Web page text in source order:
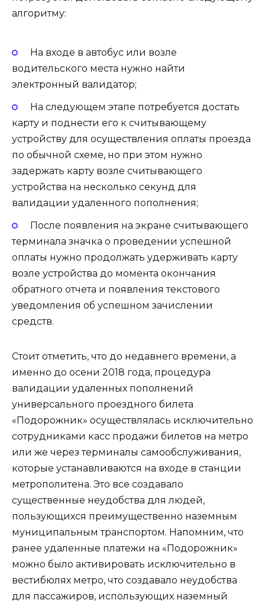
алгоритму:
На входе в автобус или возле
водительского места нужно найти
электронный валидатор;
На следующем этапе потребуется достать
карту и поднести его к считывающему
устройству для осуществления оплаты проезда
по обычной схеме, но при этом нужно
задержать карту возле считывающего
устройства на несколько секунд для
валидации удаленного пополнения;
После появления на экране считывающего
терминала значка о проведении успешной
оплаты нужно продолжать удерживать карту
возле устройства до момента окончания
обратного отчета и появления текстового
уведомления об успешном зачислении
средств.
Стоит отметить, что до недавнего времени, а
именно до осени 2018 года, процедура
валидации удаленных пополнений
универсального проездного билета
«Подорожник» осуществлялась исключительно
сотрудниками касс продажи билетов на метро
или же через терминалы самообслуживания,
которые устанавливаются на входе в станции
метрополитена. Это все создавало
существенные неудобства для людей,
пользующихся преимущественно наземным
муниципальным транспортом. Напомним, что
ранее удаленные платежи на «Подорожник»
можно было активировать исключительно в
вестибюлях метро, что создавало неудобства
для пассажиров, использующих наземный